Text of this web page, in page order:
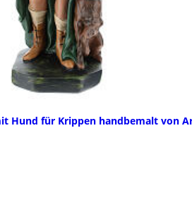
Hund für Krippen handbemalt von